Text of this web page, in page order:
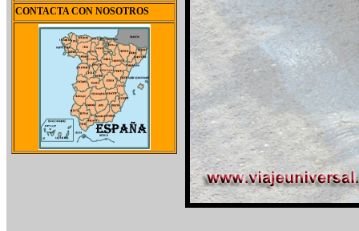
CONTACTA CON NOSOTROS